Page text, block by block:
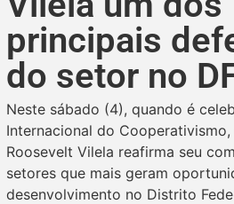
principais
do setor no
Neste sábado (4), quando é
Internacional do
Roosevelt Vilela reafirma seu
setores que mais geram
desenvolvimento no Distrito